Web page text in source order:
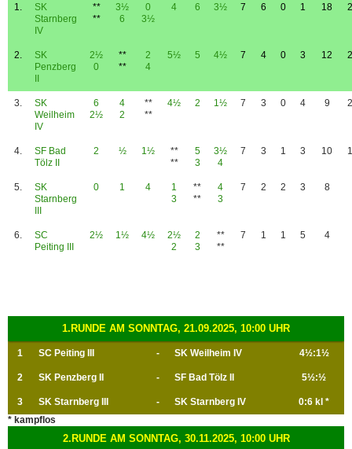
1.
SK
Starnberg
IV
**
**
3½
6
0
3½
4
6
3½
7 6 0 1 18
2.
SK
Penzberg
II
2½
0
**
**
2
4
5½
5
4½
7 4 0 3 12
3.
SK
Weilheim
IV
6
2½
4
2
**
**
4½
2
1½
7 3 0 4 9
4.
SF Bad
Tölz II
2
½
1½
**
**
5
3
3½
4
7 3 1 3 10
5.
SK
Starnberg
III
0
1
4
1
3
**
**
4
3
7 2 2 3 8
6.
SC
Peiting III
2½
1½
4½
2½
2
2
3
**
**
7 1 1 5 4
1.RUNDE AM SONNTAG, 21.09.2025, 10:00 UHR
1 SC Peiting III - SK Weilheim IV 4½:1½
2 SK Penzberg II - SF Bad Tölz II 5½:½
3 SK Starnberg III - SK Starnberg IV
0:6 kl *
* kampflos
2.RUNDE AM SONNTAG, 30.11.2025, 10:00 UHR